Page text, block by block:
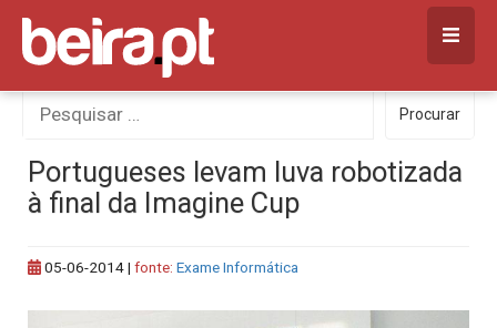
Skip
content
Procurar
por:
Procurar
Portugueses levam luva robotizada
à final da Imagine Cup
05-06-2014| fonte: Exame Informática